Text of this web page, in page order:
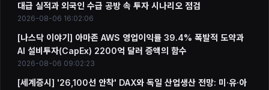
대급 실적과 외국인 수급 공방 속 투자 시나리오 점검
2026-08-06 16:02:06
[나스닥 이야기] 아마존 AWS 영업이익률 39.4% 폭발적 도약과
AI 설비투자(CapEx) 2200억 달러 증액의 함수
2026-08-06 09:02:23
[세계증시] '26,100선 안착' DAX와 독일 산업생산 전망: 미·유·아